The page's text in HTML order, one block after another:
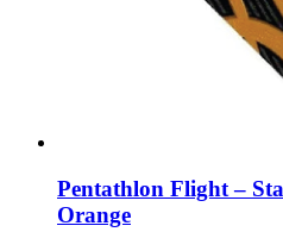
Pentathlon Flight –
Orange